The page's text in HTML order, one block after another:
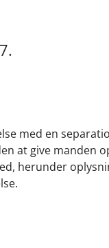
med en
at give manden
herunder